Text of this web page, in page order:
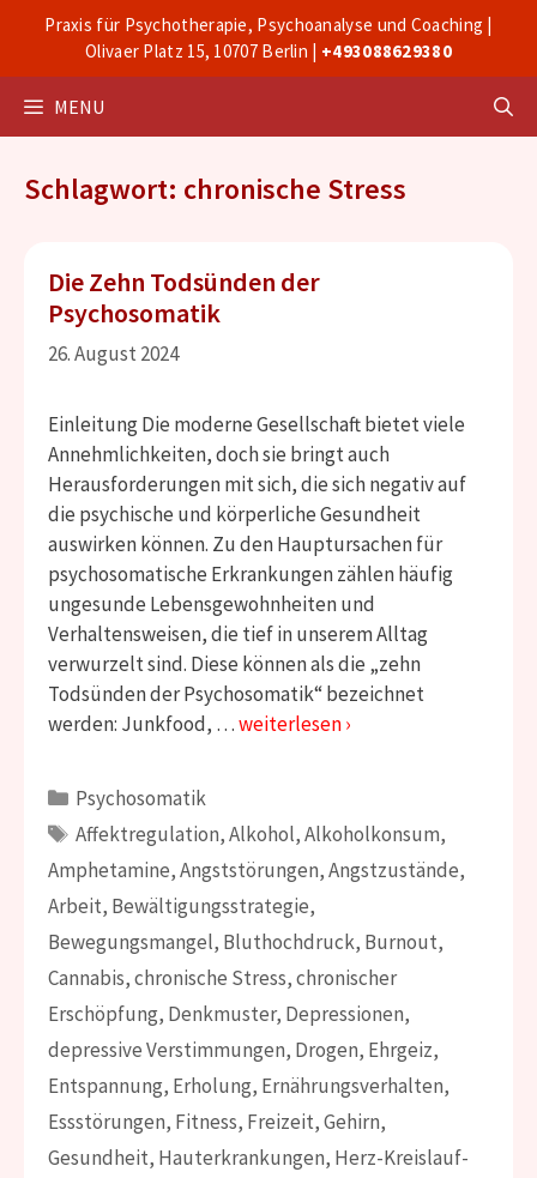
springen
Praxis für Psychotherapie, Psychoanalyse und Coaching |
Olivaer Platz 15, 10707 Berlin | +493088629380
MENU
Schlagwort: chronische Stress
Die Zehn Todsünden der
Psychosomatik
26. August 2024
Einleitung Die moderne Gesellschaft bietet viele
Annehmlichkeiten, doch sie bringt auch
Herausforderungen mit sich, die sich negativ auf
die psychische und körperliche Gesundheit
auswirken können. Zu den Hauptursachen für
psychosomatische Erkrankungen zählen häufig
ungesunde Lebensgewohnheiten und
Verhaltensweisen, die tief in unserem Alltag
verwurzelt sind. Diese können als die „zehn
Todsünden der Psychosomatik“ bezeichnet
werden: Junkfood, …weiterlesen ›
Kategorien
Psychosomatik
Schlagwörter
Affektregulation,Alkohol,Alkoholkonsum,
Amphetamine,Angststörungen,Angstzustände,
Arbeit, Bewältigungsstrategie,
Bewegungsmangel, Bluthochdruck, Burnout,
Cannabis,chronische Stress,chronischer
Erschöpfung, Denkmuster, Depressionen,
depressive Verstimmungen, Drogen, Ehrgeiz,
Entspannung, Erholung, Ernährungsverhalten,
Essstörungen, Fitness, Freizeit,Gehirn,
Gesundheit, Hauterkrankungen, Herz-Kreislauf-